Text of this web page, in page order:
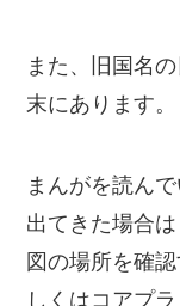
また、旧国名
末にあります。
まんがを読ん
出てきた場合
図の場所を確
しくはコアプ